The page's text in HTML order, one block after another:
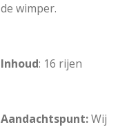
de wimper.
Inhoud: 16 rijen
Aandachtspunt:Wij